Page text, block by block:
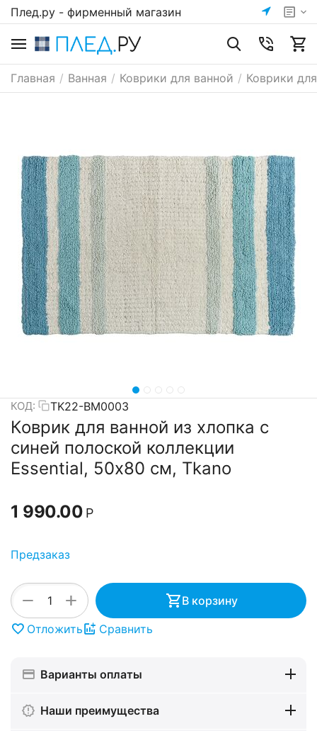
Плед.ру - фирменный магазин
Главная / Ванная / Коврики для ванной / Коврики
КОД: TK22-BM0003
Коврик для ванной из хлопка с
синей полоской коллекции
Essential, 50х80 см, Tkano
1 990.00 Р
Предзаказ
+
−
В корзину
Отложить
Сравнить
Варианты оплаты
Наши преимущества